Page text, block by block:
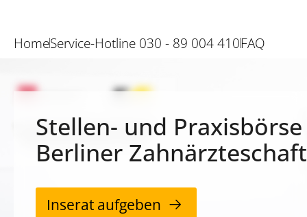
HomeService-Hotline 030 - 89 004 410FAQ
Stellen- und
Berliner Zahnärzteschaft
Inserat aufgeben